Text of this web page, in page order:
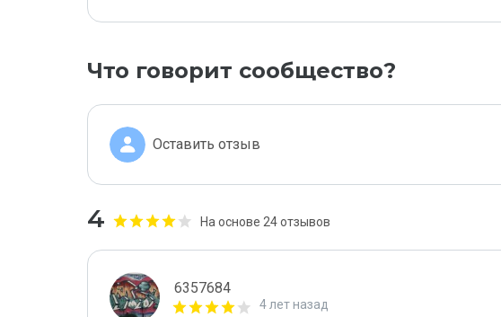
Что говорит сообщество?
Оставить отзыв
4 На основе 24 отзывов
6357684
4 лет назад